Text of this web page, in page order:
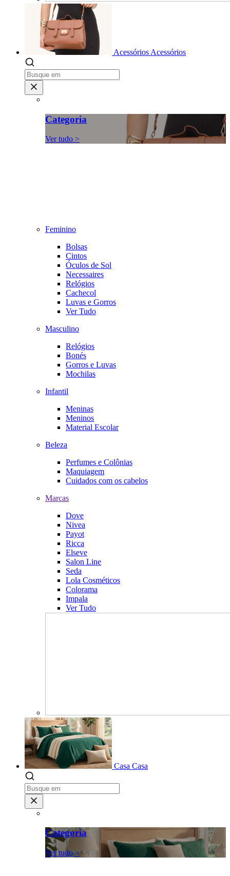
Acessórios Acessórios
Categoria
Ver tudo >
Feminino
Bolsas
Cintos
Óculos de Sol
Necessaires
Relógios
Cachecol
Luvas e Gorros
Ver Tudo
Masculino
Relógios
Bonés
Gorros e Luvas
Mochilas
Infantil
Meninas
Meninos
Material Escolar
Beleza
Perfumes e Colônias
Maquiagem
Cuidados com os cabelos
Marcas
Dove
Nivea
Payot
Ricca
Elseve
Salon Line
Seda
Lola Cosméticos
Colorama
Impala
Ver Tudo
Casa Casa
Categoria
Ver tudo >